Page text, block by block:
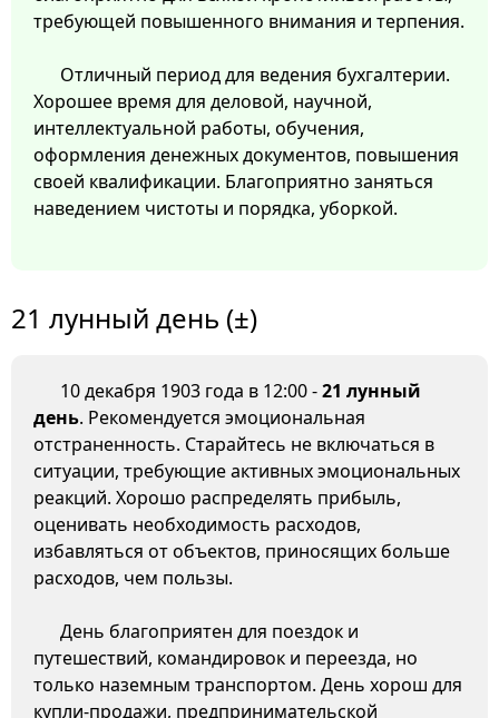
требующей повышенного внимания и терпения.
Отличный период для ведения бухгалтерии.
Хорошее время для деловой, научной,
интеллектуальной работы, обучения,
оформления денежных документов, повышения
своей квалификации. Благоприятно заняться
наведением чистоты и порядка, уборкой.
21 лунный день (±)
10 декабря 1903 года в 12:00 -21 лунный
день. Рекомендуется эмоциональная
отстраненность. Старайтесь не включаться в
ситуации, требующие активных эмоциональных
реакций. Хорошо распределять прибыль,
оценивать необходимость расходов,
избавляться от объектов, приносящих больше
расходов, чем пользы.
День благоприятен для поездок и
путешествий, командировок и переезда, но
только наземным транспортом. День хорош для
купли-продажи, предпринимательской